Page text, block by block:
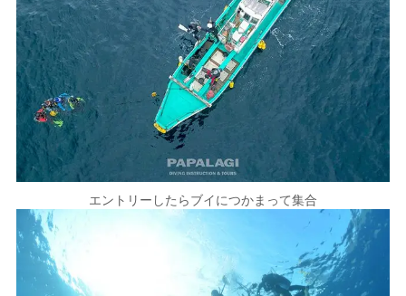
エントリーしたらブイにつかまって集合